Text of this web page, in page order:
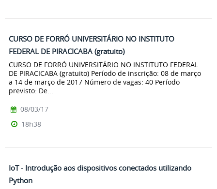
CURSO DE FORRÓ UNIVERSITÁRIO NO INSTITUTO
FEDERAL DE PIRACICABA (gratuito)
CURSO DE FORRÓ UNIVERSITÁRIO NO INSTITUTO FEDERAL
DE PIRACICABA (gratuito) Período de inscrição: 08 de março
a 14 de março de 2017 Número de vagas: 40 Período
previsto: De...
08/03/17
18h38
IoT - Introdução aos dispositivos conectados utilizando
Python